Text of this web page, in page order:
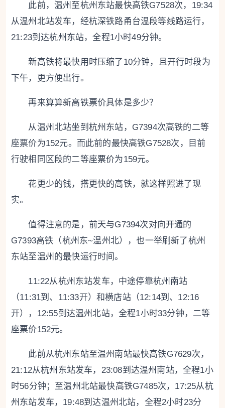
此前，温州至杭州东站最快高铁G7528次，19:34
从温州北站发车，经杭深铁路甬台温段等线路运行，
21:23到达杭州东站，全程1小时49分钟。
新高铁将最快用时压缩了10分钟，且开行时段为
下午，更方便出行。
再来算算新高铁票价具体是多少？
从温州北站坐到杭州东站，G7394次高铁的二等
座票价为152元。而此前的最快高铁G7528次，目前
行驶相同区段的二等座票价为159元。
花更少的钱，搭更快的高铁，就这样照进了现
实。
值得注意的是，前天与G7394次对向开通的
G7393高铁（杭州东~温州北），也一举刷新了杭州
东站至温州的最快运行时间。
11:22从杭州东站发车，中途停靠杭州南站
（11:31到、11:33开）和横店站（12:14到、12:16
开），12:55到达温州北站，全程1小时33分钟，二等
座票价152元。
此前从杭州东站至温州南站最快高铁G7629次，
21:12从杭州东站发车，23:08到达温州南站，全程1小
时56分钟；至温州北站最快高铁G7485次，17:25从杭
州东站发车，19:48到达温州北站，全程2小时23分